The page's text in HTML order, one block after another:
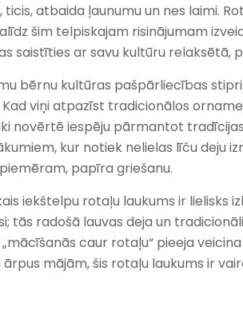
atbaida ļaunumu un nes laimi.
šim telpiskajam risinājumam
saistīties ar savu kultūru relaksētā,
bērnu kultūras pašpārliecības
viņi atpazīst tradicionālos
iespēju pārmantot
kur notiek nelielas līču deju
papīra griešanu.
iekštelpu rotaļu laukums ir lielisks
tās radošā lauvas deja un
caur rotaļu“ pieeja
mājām, šis rotaļu laukums ir